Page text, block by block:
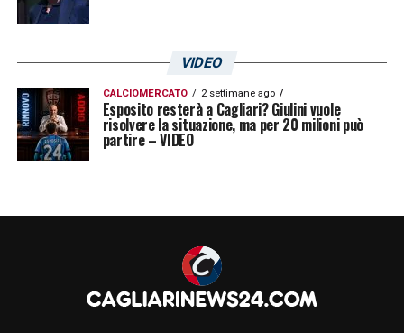
VIDEO
CALCIOMERCATO 2 settimane ago
Esposito resterà a Cagliari? Giulini vuole
risolvere la situazione, ma per 20 milioni può
partire – VIDEO